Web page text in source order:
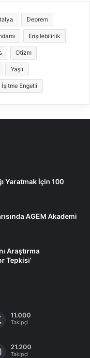
Deprem
Erişilebilirlik
Otizm
Yaşlı
İşitme Engelli
Yaratmak İçin 100
AGEM Akademi
Araştırma
Tepkisi’
11.000
Takipçi
21.200
Takipçi